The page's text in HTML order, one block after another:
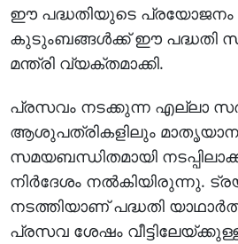
ഈ പദ്ധതിയുടെ പ്രയോജനം
കുടുംബങ്ങള്‍ക്ക് ഈ പദ്ധതി
മന്ത്രി വ്യക്തമാക്കി.
പ്രസവം നടക്കുന്ന എല്ലാ
ആശുപത്രികളിലും
സമയബന്ധിതമായി
നിര്‍ദേശം നല്‍കിയിരുന്നു.
നടത്തിയാണ് പദ്ധതി
പ്രസവ ശേഷം